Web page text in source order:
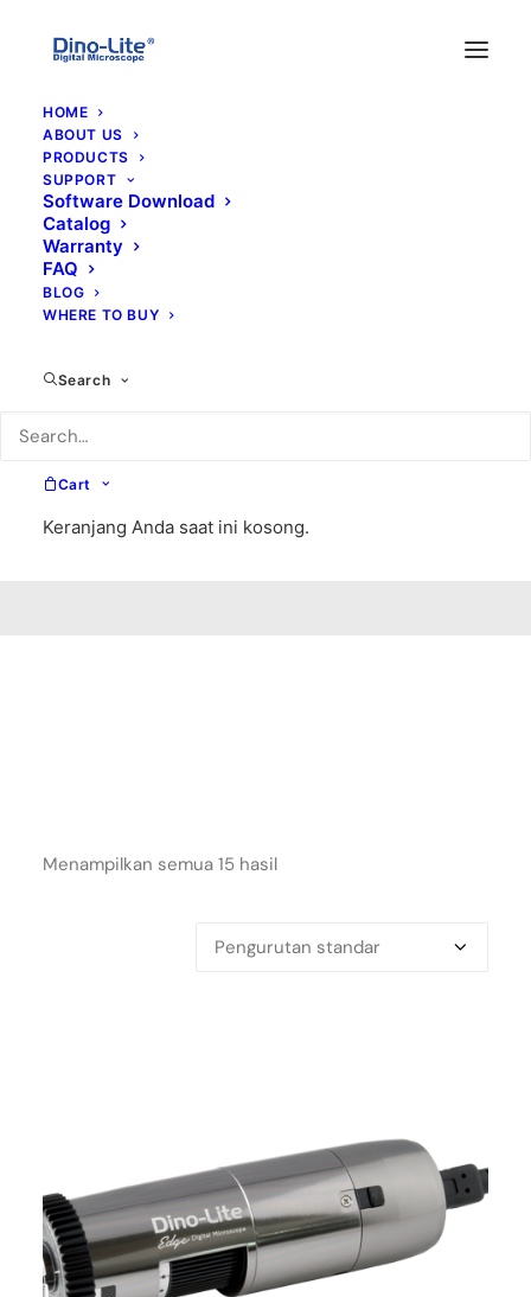
HOME
ABOUT US
PRODUCTS
SUPPORT
Software Download
Catalog
Warranty
FAQ
BLOG
WHERE TO BUY
Search
Cart
Keranjang Anda saat ini kosong.
Menampilkan semua 15 hasil